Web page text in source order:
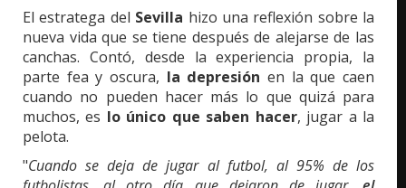
El estratega del Sevilla hizo una reflexión sobre la
nueva vida que se tiene después de alejarse de las
canchas. Contó, desde la experiencia propia, la
parte fea y oscura, la depresión en la que caen
cuando no pueden hacer más lo que quizá para
muchos, es lo único que saben hacer, jugar a la
pelota.
"Cuando se deja de jugar al futbol, al 95% de los